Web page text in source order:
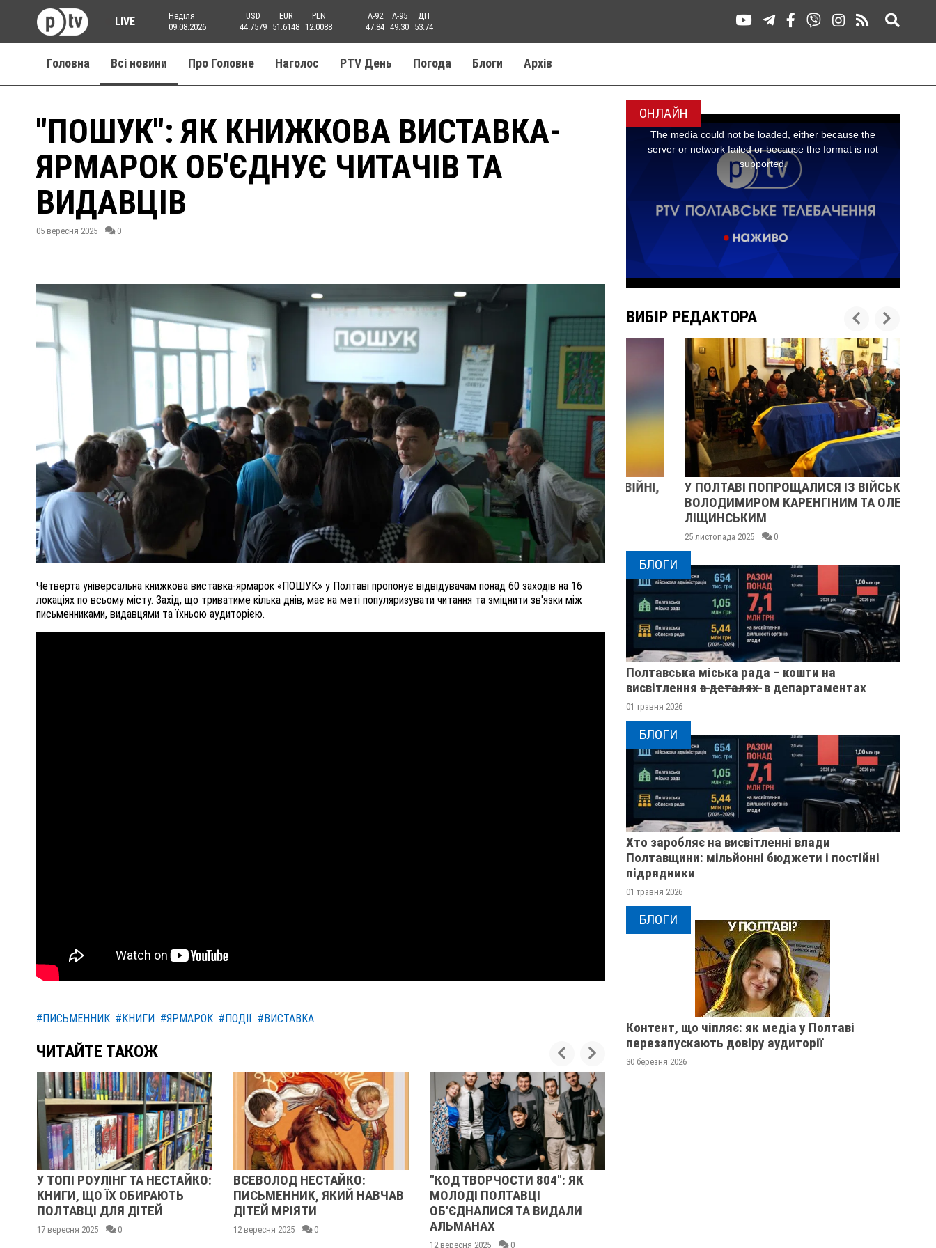
LIVE
Неділя
09.08.2026
USD
44.7579
EUR
51.6148
PLN
12.0088
A-92
47.84
A-95
49.30
ДП
53.74
Головна Всі новини Про Головне Наголос PTV День Погода Блоги Aрхів
"ПОШУК": ЯК КНИЖКОВА ВИСТАВКА-
ЯРМАРОК ОБ'ЄДНУЄ ЧИТАЧІВ ТА
ВИДАВЦІВ
05 вересня 2025 0
Четверта універсальна книжкова виставка-ярмарок «ПОШУК» у Полтаві пропонує відвідувачам понад 60 заходів на 16
локаціях по всьому місту. Захід, що триватиме кілька днів, має на меті популяризувати читання та зміцнити зв'язки між
письменниками, видавцями та їхньою аудиторією.
#ПИСЬМЕННИК #КНИГИ #ЯРМАРОК #ПОДІЇ #ВИСТАВКА
ЧИТАЙТЕ ТАКОЖ
РОУЛІНГ ТА НЕСТАЙКО:
ЩО ЇХ ОБИРАЮТЬ
ДЛЯ ДІТЕЙ
2025 0
ВСЕВОЛОД НЕСТАЙКО:
ПИСЬМЕННИК, ЯКИЙ НАВЧАВ
ДІТЕЙ МРІЯТИ
12 вересня 2025 0
"КОД ТВОРЧОСТИ 804": ЯК
МОЛОДІ ПОЛТАВЦІ
ОБ'ЄДНАЛИСЯ ТА ВИДАЛИ
АЛЬМАНАХ
12 вересня 2025 0
ВІДНОВИМО УКРАЇНСЬКУ
ВИДАВНИЦТВА
ОНЛАЙН
ВИБІР РЕДАКТОРА
ПОЛІЦІЯ ПОЛТАВЩИНИ РОЗШУКУЄ 62-РІЧНУ
ЛЮДМИЛУ ТИМЧЕНКО
26 листопада 2025
ВНАСЛІДОК ПОРАНЕНЬ, ОТРИМАНИХ НА ВІЙНІ,
ПОМЕР ВОЇН ЮРІЙ ВОЙТИК
25 листопада 2025 0
У ПОЛТАВІ ПОПРОЩАЛИСЯ ІЗ ВІЙСЬКОВИМИ
ВОЛОДИМИРОМ КАРЕНГІНИМ ТА ОЛЕГОМ
ЛІЩИНСЬКИМ
25 листопада 2025 0
БЛОГИ
Полтавська міська рада – кошти на
висвітлення в̶ ̶д̶е̶т̶а̶л̶я̶х̶ ̶ в департаментах
01 травня 2026
БЛОГИ
Хто заробляє на висвітленні влади
Полтавщини: мільйонні бюджети і постійні
підрядники
01 травня 2026
БЛОГИ
Контент, що чіпляє: як медіа у Полтаві
перезапускають довіру аудиторії
30 березня 2026